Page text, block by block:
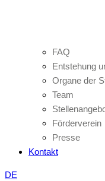
FAQ
Entstehung
Organe der
Team
Förderverein
Presse
Kontakt
DE